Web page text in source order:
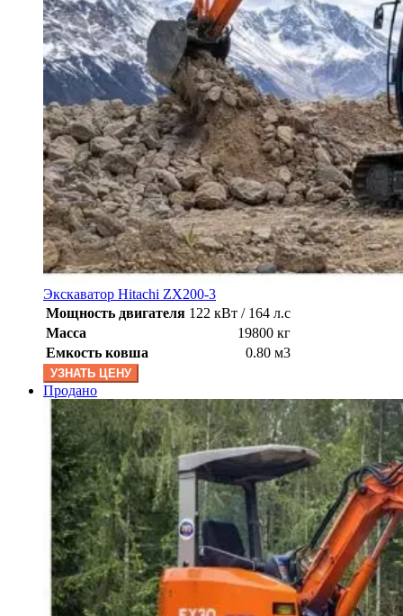
Экскаватор Hitachi ZX200-3
Мощность двигателя 122 кВт / 164 л.с
Масса
19800 кг
Емкость ковша
0.80 м3
УЗНАТЬ ЦЕНУ
Продано